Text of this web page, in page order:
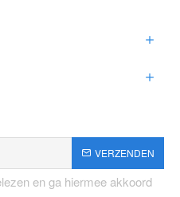
VERZENDEN
en ga hiermee akkoord